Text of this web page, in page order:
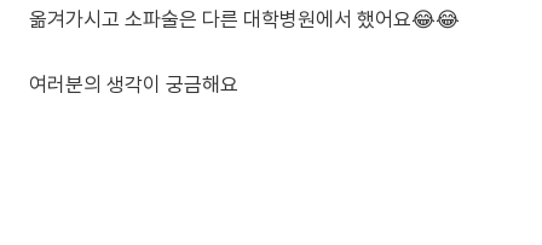
옮겨가시고 소파술은 다른 대학병원에서 했어요😂😂
여러분의 생각이 궁금해요